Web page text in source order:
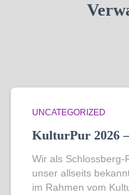
UNCATEGORIZED
KulturPur 2026
Wir als
unser allseits
im Rahmen vom